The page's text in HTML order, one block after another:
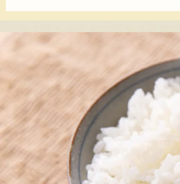
栽培米を食べて欲しい
売を開始した。味の追
人気で、購入者の多く
2018年、自身が手掛け
級の米品評会「米・食
大会へ参加。全5,717検
名誉を獲得し、上質な
に向上させた。